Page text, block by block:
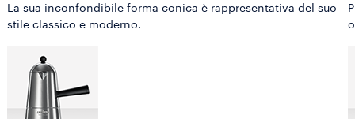
La sua inconfondibile forma conica è rappresentativa del suo
stile classico e moderno.